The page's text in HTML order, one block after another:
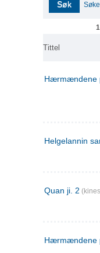
Søk
Tittel
Hærmændene
Helgelannin
Quan ji. 2
Hærmændene